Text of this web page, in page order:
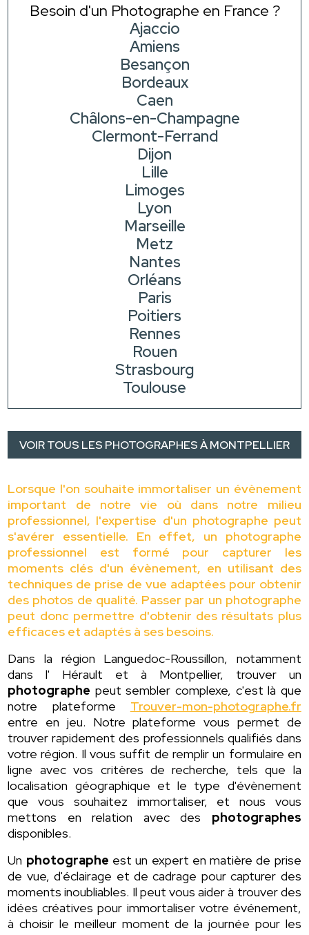
Besoin d'un Photographe en France ?
Ajaccio
Amiens
Besançon
Bordeaux
Caen
Châlons-en-Champagne
Clermont-Ferrand
Dijon
Lille
Limoges
Lyon
Marseille
Metz
Nantes
Orléans
Paris
Poitiers
Rennes
Rouen
Strasbourg
Toulouse
VOIR TOUS LES PHOTOGRAPHES À MONTPELLIER
Lorsque l'on souhaite immortaliser un évènement
important de notre vie où dans notre milieu
professionnel, l'expertise d'un photographe peut
s'avérer essentielle. En effet, un photographe
professionnel est formé pour capturer les
moments clés d'un évènement, en utilisant des
techniques de prise de vue adaptées pour obtenir
des photos de qualité. Passer par un photographe
peut donc permettre d'obtenir des résultats plus
efficaces et adaptés à ses besoins.
Dans la région Languedoc-Roussillon, notamment
dans l' Hérault et à Montpellier, trouver un
photographe peut sembler complexe, c'est là que
notre plateforme Trouver-mon-photographe.fr
entre en jeu. Notre plateforme vous permet de
trouver rapidement des professionnels qualifiés dans
votre région. Il vous suffit de remplir un formulaire en
ligne avec vos critères de recherche, tels que la
localisation géographique et le type d'évènement
que vous souhaitez immortaliser, et nous vous
mettons en relation avec des photographes
disponibles.
Un photographe est un expert en matière de prise
de vue, d'éclairage et de cadrage pour capturer des
moments inoubliables. Il peut vous aider à trouver des
idées créatives pour immortaliser votre événement,
à choisir le meilleur moment de la journée pour les